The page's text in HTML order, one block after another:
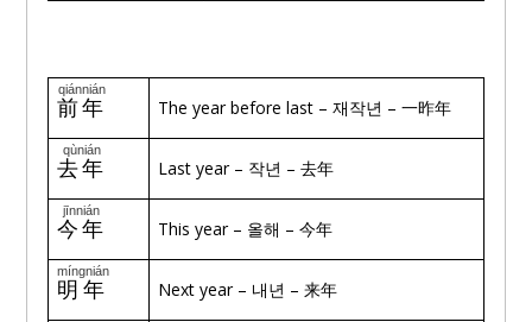
前年
qiánnián
The year before last – 재작년 – 一昨年
去年
qùnián
Last year – 작년 – 去年
今年
jīnnián
This year – 올해 – 今年
明年
míngnián
Next year – 내년 – 来年